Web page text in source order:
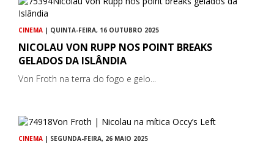
CINEMA | QUINTA-FEIRA, 16 OUTUBRO 2025
NICOLAU VON RUPP NOS POINT BREAKS
GELADOS DA ISLÂNDIA
Von Froth na terra do fogo e gelo...
CINEMA | SEGUNDA-FEIRA, 26 MAIO 2025